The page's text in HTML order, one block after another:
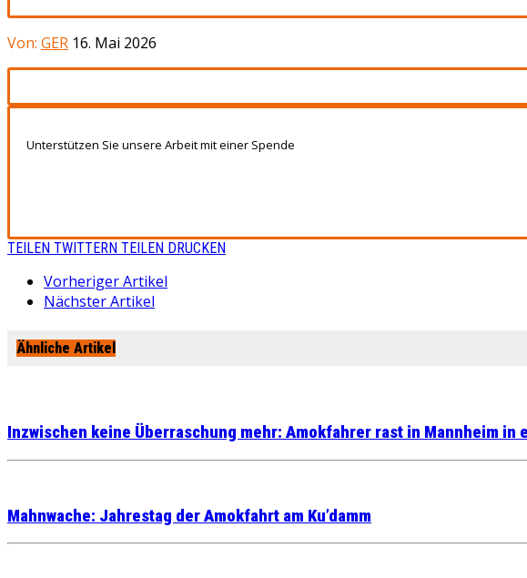
Von: GER 16. Mai 2026
Unterstützen Sie unsere Arbeit mit einer Spende
TEILEN TWITTERN TEILEN DRUCKEN
Vorheriger Artikel
Nächster Artikel
Ähnliche Artikel
Inzwischen keine Überraschung mehr: Amokfahrer rast in Mannheim in
Mahnwache: Jahrestag der Amokfahrt am Ku’damm